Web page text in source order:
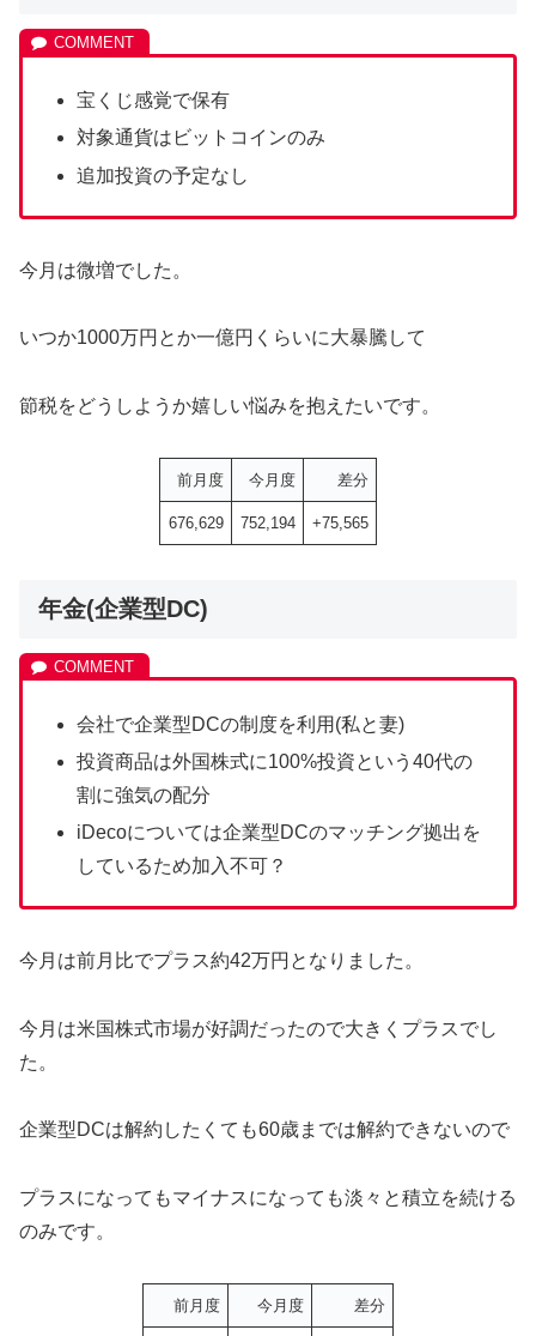
宝くじ感覚で保有
対象通貨はビットコインのみ
追加投資の予定なし
今月は微増でした。
いつか1000万円とか一億円くらいに大暴騰して
節税をどうしようか嬉しい悩みを抱えたいです。
前月度 今月度 差分
676,629 752,194 +75,565
年金(企業型DC)
会社で企業型DCの制度を利用(私と妻)
投資商品は外国株式に100%投資という40代の
割に強気の配分
iDecoについては企業型DCのマッチング拠出を
しているため加入不可？
今月は前月比でプラス約42万円となりました。
今月は米国株式市場が好調だったので大きくプラスでし
た。
企業型DCは解約したくても60歳までは解約できないので
プラスになってもマイナスになっても淡々と積立を続ける
のみです。
前月度 今月度 差分